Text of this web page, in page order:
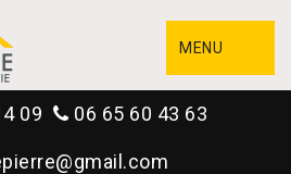
MENU
09 06 65 60 43 63